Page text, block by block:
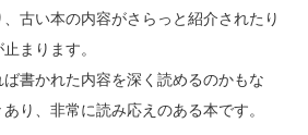
古い本の内容がさらっと紹介されたり
まります。
書かれた内容を深く読めるのかもな
り、非常に読み応えのある本です。